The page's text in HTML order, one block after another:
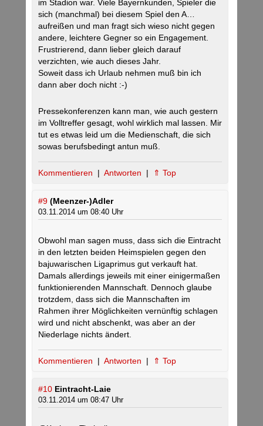
im Stadion war. Viele Bayernkunden, Spieler die
sich (manchmal) bei diesem Spiel den A…
aufreißen und man fragt sich wieso nicht gegen
andere, leichtere Gegner so ein Engagement.
Frustrierend, dann lieber gleich darauf
verzichten, wie auch dieses Jahr.
Soweit dass ich Urlaub nehmen muß bin ich
dann aber doch nicht :-)
Pressekonferenzen kann man, wie auch gestern
im Volltreffer gesagt, wohl wirklich mal lassen. Mir
tut es etwas leid um die Medienschaft, die sich
sowas berufsbedingt antun muß.
Kommentieren | Antworten | ⇑ Top
#9 (Meenzer-)Adler
03.11.2014 um 08:40 Uhr
Obwohl man sagen muss, dass sich die Eintracht
in den letzten beiden Heimspielen gegen den
bajuwarischen Ligaprimus gut verkauft hat.
Damals allerdings jeweils mit einer einigermaßen
funktionierenden Mannschaft. Dennoch glaube
trotzdem, dass sich die Mannschaften im
Rahmen ihrer Möglichkeiten vernünftig schlagen
wird und nicht abschenkt, was aber an der
Niederlage nichts ändert.
Kommentieren | Antworten | ⇑ Top
#10 Eintracht-Laie
03.11.2014 um 08:47 Uhr